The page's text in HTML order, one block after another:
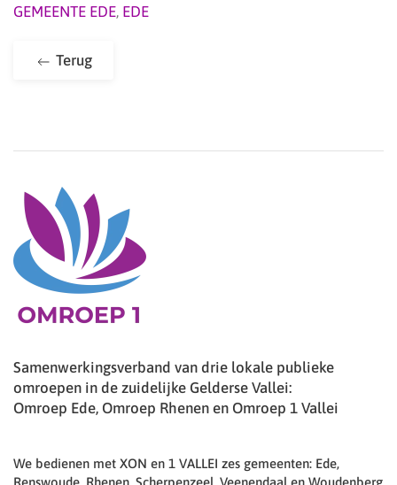
GEMEENTE EDE, EDE
Terug
Samenwerkingsverband van drie lokale publieke
omroepen in de zuidelijke Gelderse Vallei:
Omroep Ede, Omroep Rhenen en Omroep 1 Vallei
We bedienen met XON en 1 VALLEI zes gemeenten: Ede,